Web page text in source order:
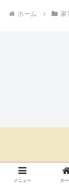
ホーム 家
メニュー ホ